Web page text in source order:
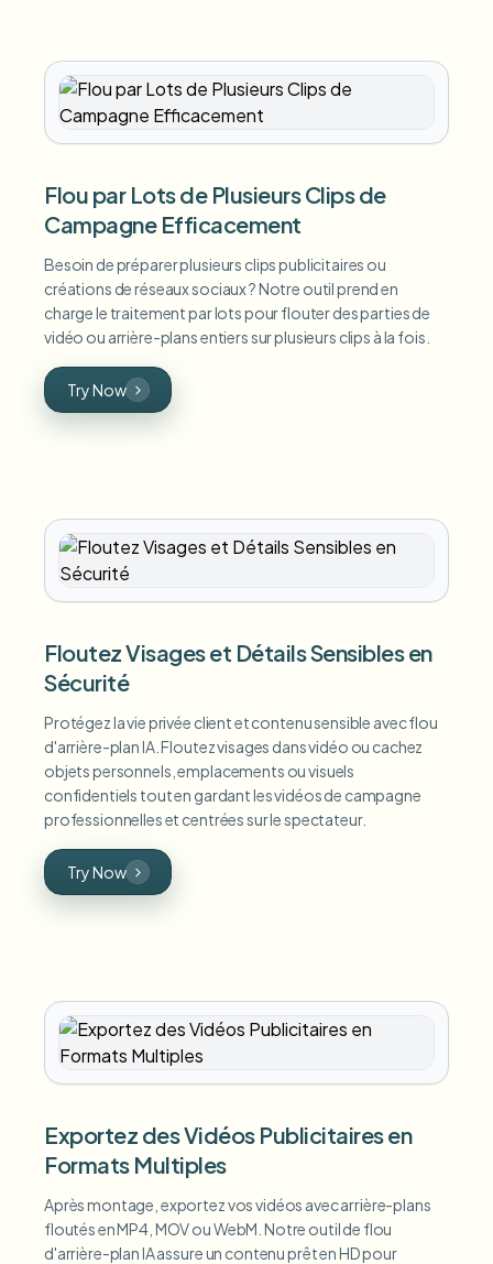
Flou par Lots de Plusieurs Clips de
Campagne Efficacement
Besoin de préparer plusieurs clips publicitaires ou
créations de réseaux sociaux ? Notre outil prend en
charge le traitement par lots pour flouter des parties de
vidéo ou arrière-plans entiers sur plusieurs clips à la fois.
Try Now
Floutez Visages et Détails Sensibles en
Sécurité
Protégez la vie privée client et contenu sensible avec flou
d'arrière-plan IA. Floutez visages dans vidéo ou cachez
objets personnels, emplacements ou visuels
confidentiels tout en gardant les vidéos de campagne
professionnelles et centrées sur le spectateur.
Try Now
Exportez des Vidéos Publicitaires en
Formats Multiples
Après montage, exportez vos vidéos avec arrière-plans
floutés en MP4, MOV ou WebM. Notre outil de flou
d'arrière-plan IA assure un contenu prêt en HD pour